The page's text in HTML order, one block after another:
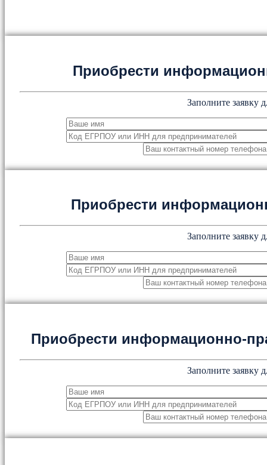
Приобрести
Заполните заявку
Приобрести
Заполните заявку
Приобрести информационно-
Заполните заявку